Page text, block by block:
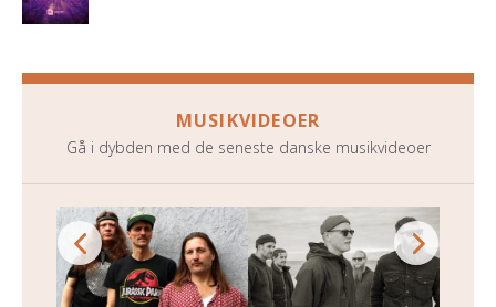
MUSIKVIDEOER
Gå i dybden med de seneste danske musikvideoer